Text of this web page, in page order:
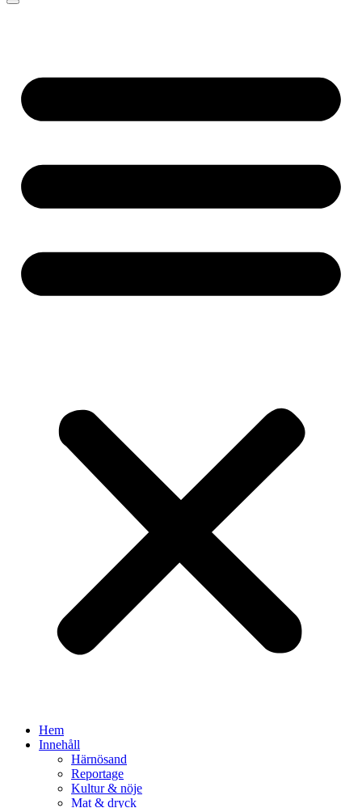
Hem
Innehåll
Härnösand
Reportage
Kultur & nöje
Mat & dryck